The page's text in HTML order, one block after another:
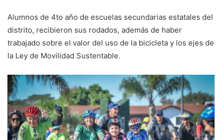
Alumnos de 4to año de escuelas secundarias estatales del
distrito, recibieron sus rodados, además de haber
trabajado sobre el valor del uso de la bicicleta y los ejes de
la Ley de Movilidad Sustentable.